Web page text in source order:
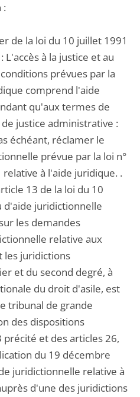
:
de la loi du 10 juillet 1991
à la justice et au
prévues par la
comprend l'aide
qu'aux termes de
justice administrative :
échéant, réclamer le
prévue par la loi n°
à l'aide juridique. .
13 de la loi du 10
d'aide juridictionnelle
les demandes
relative aux
les juridictions
et du second degré, à
du droit d'asile, est
tribunal de grande
des dispositions
et des articles 26,
du 19 décembre
juridictionnelle relative à
d'une des juridictions